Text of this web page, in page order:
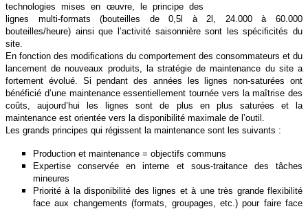
technologies mises en œuvre, le principe des
lignes multi-formats (bouteilles de 0,5l à 2l, 24.000 à 60.000
bouteilles/heure) ainsi que l’activité saisonnière sont les spécificités du
site.
En fonction des modifications du comportement des consommateurs et du
lancement de nouveaux produits, la stratégie de maintenance du site a
fortement évolué. Si pendant des années les lignes non-saturées ont
bénéficié d’une maintenance essentiellement tournée vers la maîtrise des
coûts, aujourd’hui les lignes sont de plus en plus saturées et la
maintenance est orientée vers la disponibilité maximale de l’outil.
Les grands principes qui régissent la maintenance sont les suivants :
Production et maintenance = objectifs communs
Expertise conservée en interne et sous-traitance des tâches
mineures
Priorité à la disponibilité des lignes et à une très grande flexibilité
face aux changements (formats, groupages, etc.) pour faire face